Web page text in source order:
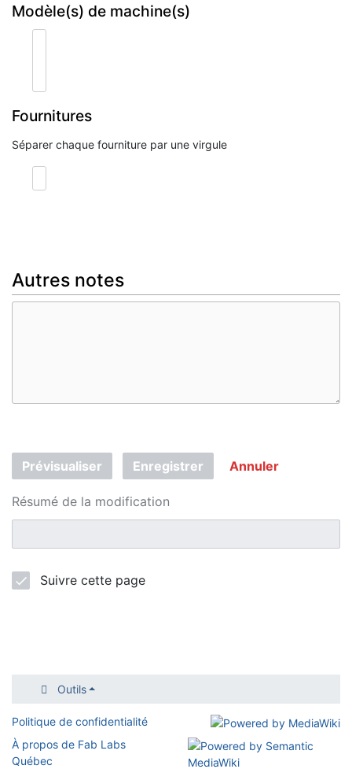
Modèle(s) de machine(s)
Fournitures
Séparer chaque fourniture par une virgule
Autres notes
Prévisualiser Enregistrer Annuler
Résumé de la modification
Suivre cette page
Outils
Politique de confidentialité
À propos de Fab Labs
Québec